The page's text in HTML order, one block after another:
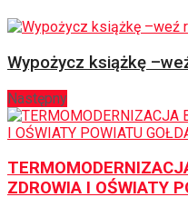
Wypożycz książkę
Następny
ZDROWIA I OŚWIATY